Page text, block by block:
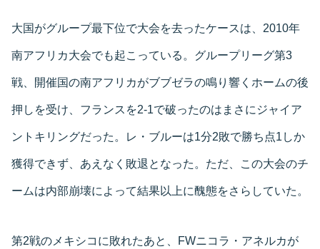
大国がグループ最下位で大会を去ったケースは、2010年
南アフリカ大会でも起こっている。グループリーグ第3
戦、開催国の南アフリカがブブゼラの鳴り響くホームの後
押しを受け、フランスを2-1で破ったのはまさにジャイア
ントキリングだった。レ・ブルーは1分2敗で勝ち点1しか
獲得できず、あえなく敗退となった。ただ、この大会のチ
ームは内部崩壊によって結果以上に醜態をさらしていた。
第2戦のメキシコに敗れたあと、FWニコラ・アネルカが